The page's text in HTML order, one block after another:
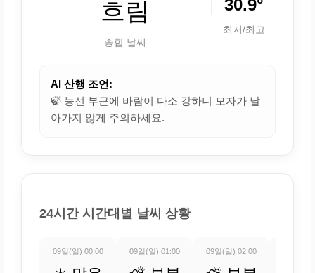
흐림
종합 날씨
30.9°
최저/최고
AI 산행 조언:
🍃 능선 부근에 바람이 다소 강하니 모자가 날
아가지 않게 주의하세요.
24시간 시간대별 날씨 상황
09일(일) 00:00 09일(일) 01:00 09일(일) 02:00